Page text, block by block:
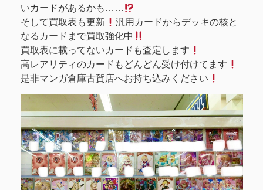
いカードがあるかも……
そして買取表も更新
汎用カードからデッキの核と
なるカードまで買取強化中
買取表に載ってないカードも査定します
高レアリティのカードもどんどん受け付けてます
是非マンガ倉庫古賀店へお持ち込みください